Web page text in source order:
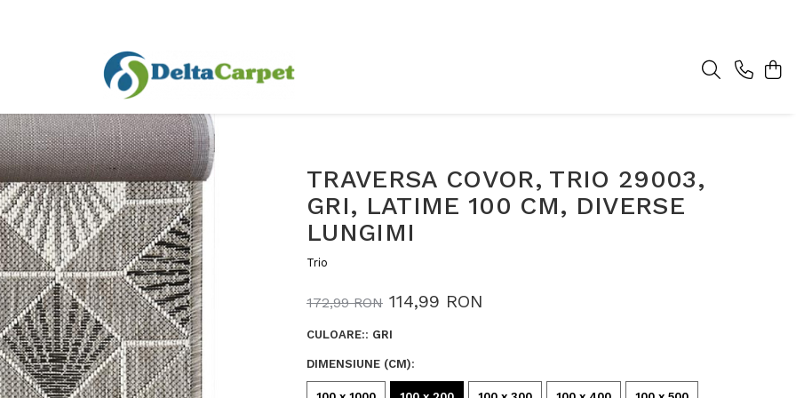
TRAVERSA COVOR, TRIO 29003,
GRI, LATIME 100 CM, DIVERSE
LUNGIMI
Trio
172,99 RON 114,99 RON
CULOARE:: GRI
DIMENSIUNE (CM):